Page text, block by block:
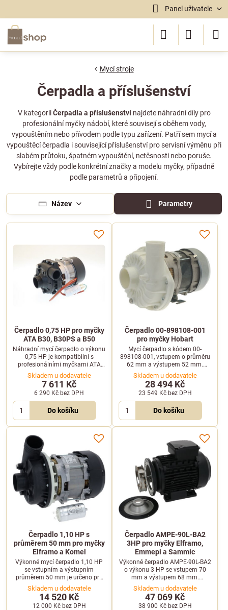
Panel uživatele
Mycí stroje
Čerpadla a příslušenství
V kategoriiČerpadla a příslušenstvínajdete náhradní díly pro
profesionální myčky nádobí, které souvisejí s oběhem vody,
vypouštěním nebo přívodem podle typu zařízení. Patří sem mycí a
vypouštěcí čerpadla i související příslušenství pro servisní výměnu při
slabém průtoku, špatném vypouštění, netěsnosti nebo poruše.
Vybírejte vždy podle konkrétní značky a modelu myčky, případně
podle parametrů a připojení.
Název Parametry
Čerpadlo 0,75 HP pro myčky
ATA B30, B30PS a B50
Náhradní mycí čerpadlo o výkonu
0,75 HP je kompatibilní s
profesionálními myčkami ATA
modelových řad B30, B30PS a
B50.
Skladem u dodavatele
7 611 Kč
6 290 Kč bez DPH
Do košíku
Čerpadlo 00-898108-001
pro myčky Hobart
Mycí čerpadlo s kódem 00-
898108-001, vstupem o průměru
62 mm a výstupem 52 mm.
Určeno pro profesionální myčky
Hobart.
Skladem u dodavatele
28 494 Kč
23 549 Kč bez DPH
Do košíku
Čerpadlo 1,10 HP s
průměrem 50 mm pro myčky
Elframo a Komel
Výkonné mycí čerpadlo 1,10 HP
se vstupním a výstupním
průměrem 50 mm je určeno pro
profesionální myčky Elframo a
Komel.
Skladem u dodavatele
14 520 Kč
12 000 Kč bez DPH
Čerpadlo AMPE-90L-BA2
3HP pro myčky Elframo,
Emmepi a Sammic
Výkonné čerpadlo AMPE-90L-BA2
o výkonu 3 HP se vstupem 70
mm a výstupem 68 mm.
Dodáváno bez tělesa čerpadla.
Vhodné pro Elframo, Emmepi,
Komel a Sammic.
Skladem u dodavatele
47 069 Kč
38 900 Kč bez DPH